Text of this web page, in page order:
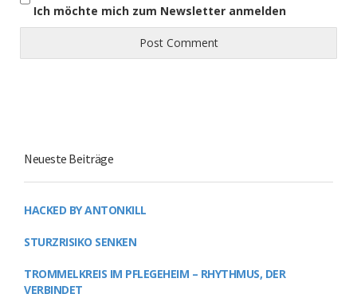
Ich möchte mich zum Newsletter anmelden
Neueste Beiträge
HACKED BY ANTONKILL
STURZRISIKO SENKEN
TROMMELKREIS IM PFLEGEHEIM – RHYTHMUS, DER
VERBINDET